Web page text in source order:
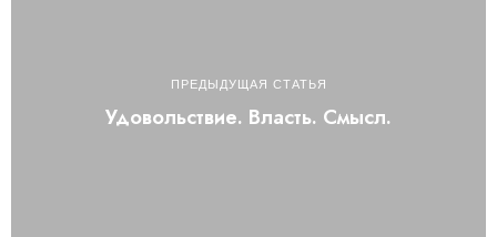
ПРЕДЫДУЩАЯ СТАТЬЯ
Удовольствие. Власть. Смысл.